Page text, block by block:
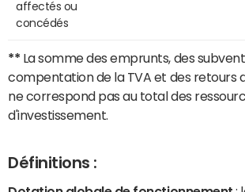
affectés ou
concédés
** La somme des emprunts, des
compentation de la TVA et des retours
ne correspond pas au total des
d'investissement.
Définitions :